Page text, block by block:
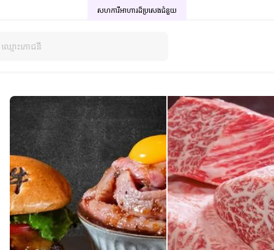
សហការីអាហារដ៏ប្រសេងជំនួយ